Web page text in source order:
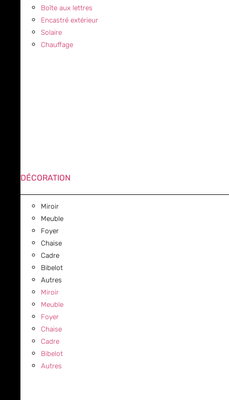
Boîte aux lettres
Encastré extérieur
Solaire
Chauffage
DÉCORATION
Miroir
Meuble
Foyer
Chaise
Cadre
Bibelot
Autres
Miroir
Meuble
Foyer
Chaise
Cadre
Bibelot
Autres